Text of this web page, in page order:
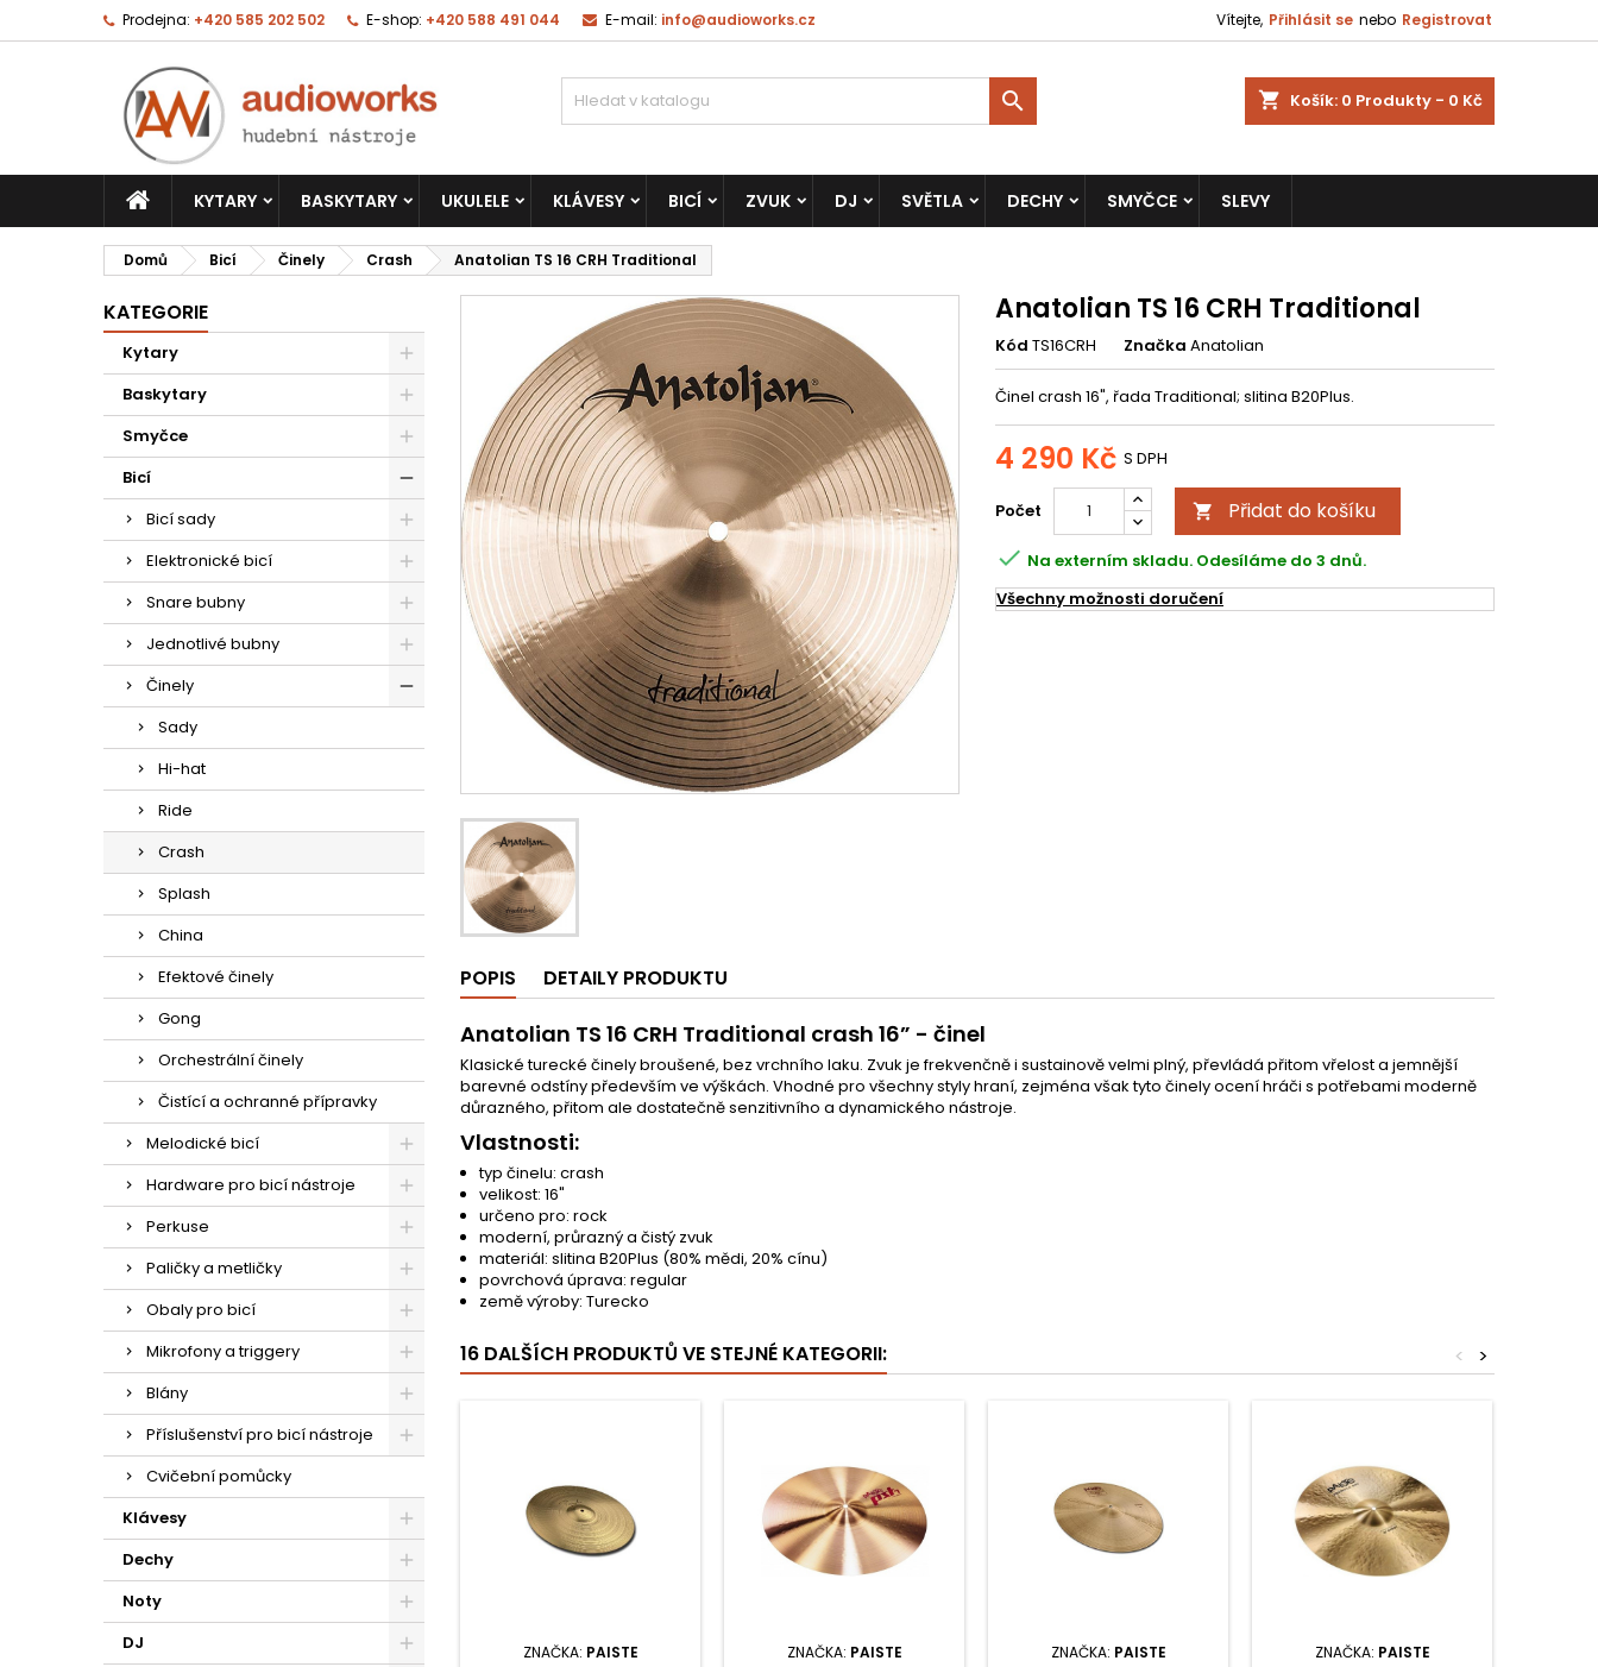
Prodejna: +420 585 202 502 E-shop: +420 588 491 044 E-mail: info@audioworks.cz Vítejte, Přihlásit se nebo Registrovat
shopping_cart Košík: 0 Produkty - 0 Kč

KYTARY BASKYTARY UKULELE KLÁVESY BICÍ ZVUK DJ SVĚTLA DECHY SMYČCE SLEVY
Domů Bicí Činely Crash Anatolian TS 16 CRH Traditional
KATEGORIE
Kytary
Baskytary
Smyčce
Bicí
Bicí sady
Elektronické bicí
Snare bubny
Jednotlivé bubny
Činely
Sady
Hi-hat
Ride
Crash
Splash
China
Efektové činely
Gong
Orchestrální činely
Čistící a ochranné přípravky
Melodické bicí
Hardware pro bicí nástroje
Perkuse
Paličky a metličky
Obaly pro bicí
Mikrofony a triggery
Blány
Příslušenství pro bicí nástroje
Cvičební pomůcky
Klávesy
Dechy
Noty
DJ
Anatolian TS 16 CRH Traditional
Kód TS16CRH Značka Anatolian
Činel crash 16", řada Traditional; slitina B20Plus.
4 290 Kč S DPH
Počet  Přidat do košíku
 Na externím skladu. Odesíláme do 3 dnů.
Všechny možnosti doručení
POPIS DETAILY PRODUKTU
Anatolian TS 16 CRH Traditional crash 16” - činel
Klasické turecké činely broušené, bez vrchního laku. Zvuk je frekvenčně i sustainově velmi plný, převládá přitom vřelost a jemnější
barevné odstíny především ve výškách. Vhodné pro všechny styly hraní, zejména však tyto činely ocení hráči s potřebami moderně
důrazného, přitom ale dostatečně senzitivního a dynamického nástroje.
Vlastnosti:
typ činelu: crash
velikost: 16"
určeno pro: rock
moderní, průrazný a čistý zvuk
materiál: slitina B20Plus (80% mědi, 20% cínu)
povrchová úprava: regular
země výroby: Turecko
16 DALŠÍCH PRODUKTŮ VE STEJNÉ KATEGORII: >
<
ZNAČKA: PAISTE ZNAČKA: PAISTE ZNAČKA: PAISTE ZNAČKA: PAISTE